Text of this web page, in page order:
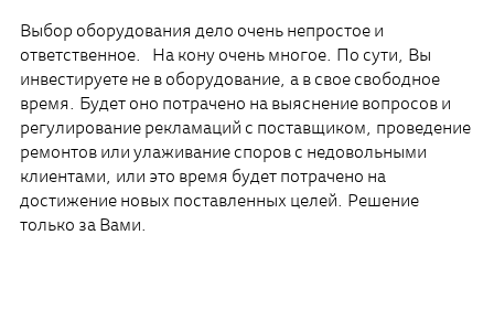
Выбор оборудования дело очень непростое и
ответственное. На кону очень многое. По сути, Вы
инвестируете не в оборудование, а в свое свободное
время. Будет оно потрачено на выяснение вопросов и
регулирование рекламаций с поставщиком, проведение
ремонтов или улаживание споров с недовольными
клиентами, или это время будет потрачено на
достижение новых поставленных целей. Решение
только за Вами.